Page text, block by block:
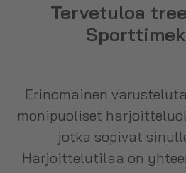
Tervetuloa
Erinomainen
monipuoliset
jotka sopivat
Harjoittelutilaa on